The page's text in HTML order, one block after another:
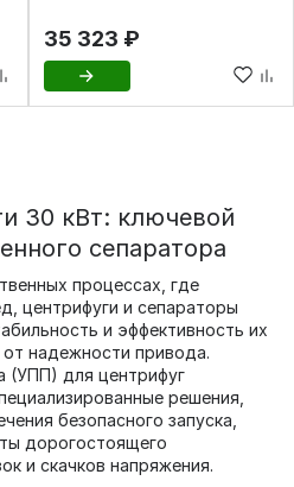
35 323 ₽
30 кВт: ключевой
сепаратора
процессах, где
центрифуги и сепараторы
и эффективность их
надежности привода.
(УПП) для центрифуг
решения,
безопасного запуска,
дорогостоящего
и скачков напряжения.